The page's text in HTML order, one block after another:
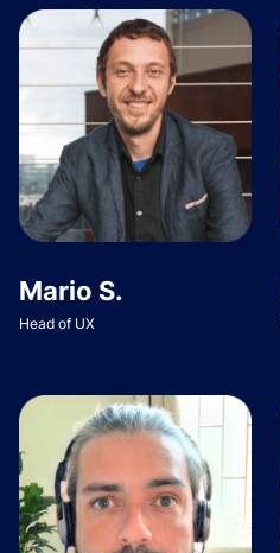
Mario S.
Head of UX